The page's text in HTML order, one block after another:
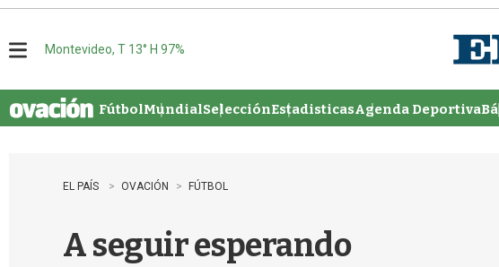
u
Montevideo, T 13° H 97%
FútbolMundialSelecciónEstadisticasAgenda Deportiva
EL PAÍS OVACIÓN FÚTBOL
A seguir esperando